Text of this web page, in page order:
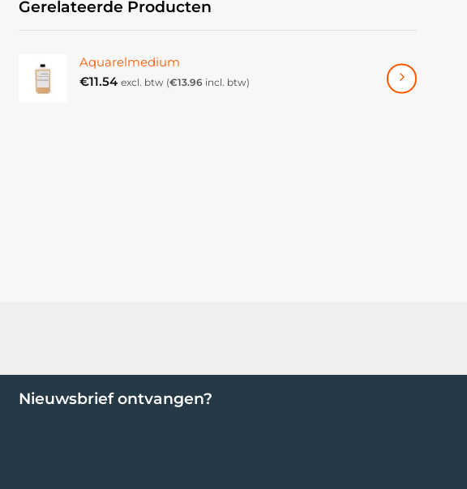
Gerelateerde Producten
Aquarelmedium
€11.54 excl. btw (€13.96 incl. btw)
Nieuwsbrief ontvangen?